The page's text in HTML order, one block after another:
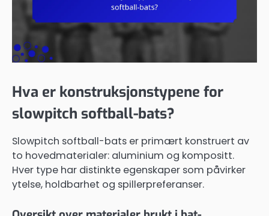
Hva er konstruksjonstypene for
slowpitch softball-bats?
Slowpitch softball-bats er primært konstruert av
to hovedmaterialer: aluminium og kompositt.
Hver type har distinkte egenskaper som påvirker
ytelse, holdbarhet og spillerpreferanser.